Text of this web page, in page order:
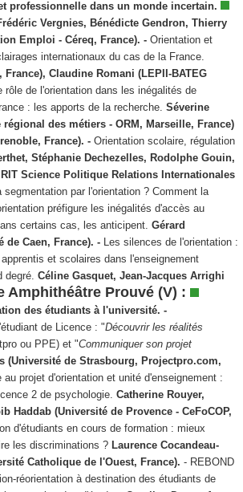
professionnelle dans un monde incertain.
Vergnies, Bénédicte Gendron, Thierry
Emploi - Céreq, France). - Orientation et
internationaux du cas de la France.
France), Claudine Romani (LEPII-BATEG
rôle de l'orientation dans les inégalités de
: les apports de la recherche. Séverine
régional des métiers - ORM, Marseille, France)
France). -Orientation scolaire, régulation
Stéphanie Dechezelles, Rodolphe Gouin,
Science Politique Relations Internationales
segmentation par l'orientation ? Comment la
préfigure les inégalités d'accès au
certains cas, les anticipent. Gérard
de Caen, France). -
Les silences de l'orientation :
et scolaires dans l'enseignement
degré. Céline Gasquet, Jean-Jacques Arrighi
Amphithéâtre Prouvé (V) :
des étudiants à l'université. -
de Licence : "Découvrir les réalités
ou PPE) et "Communiquer son projet
(Université de Strasbourg, Projectpro.com,
au projet d'orientation et unité d'enseignement :
2 de psychologie. Catherine Rouyer,
Haddab (Université de Provence - CeFoCOP,
d'étudiants en cours de formation : mieux
les discriminations ? Laurence Cocandeau-
Catholique de l'Ouest, France). - REBOND
réorientation à destination des étudiants de